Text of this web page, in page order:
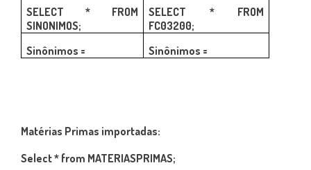
SELECT * FROM
SINONIMOS;
SELECT * FROM
FC03200;
Sinônimos =
Sinônimos =
Matérias Primas importadas:
Select * from MATERIASPRIMAS;